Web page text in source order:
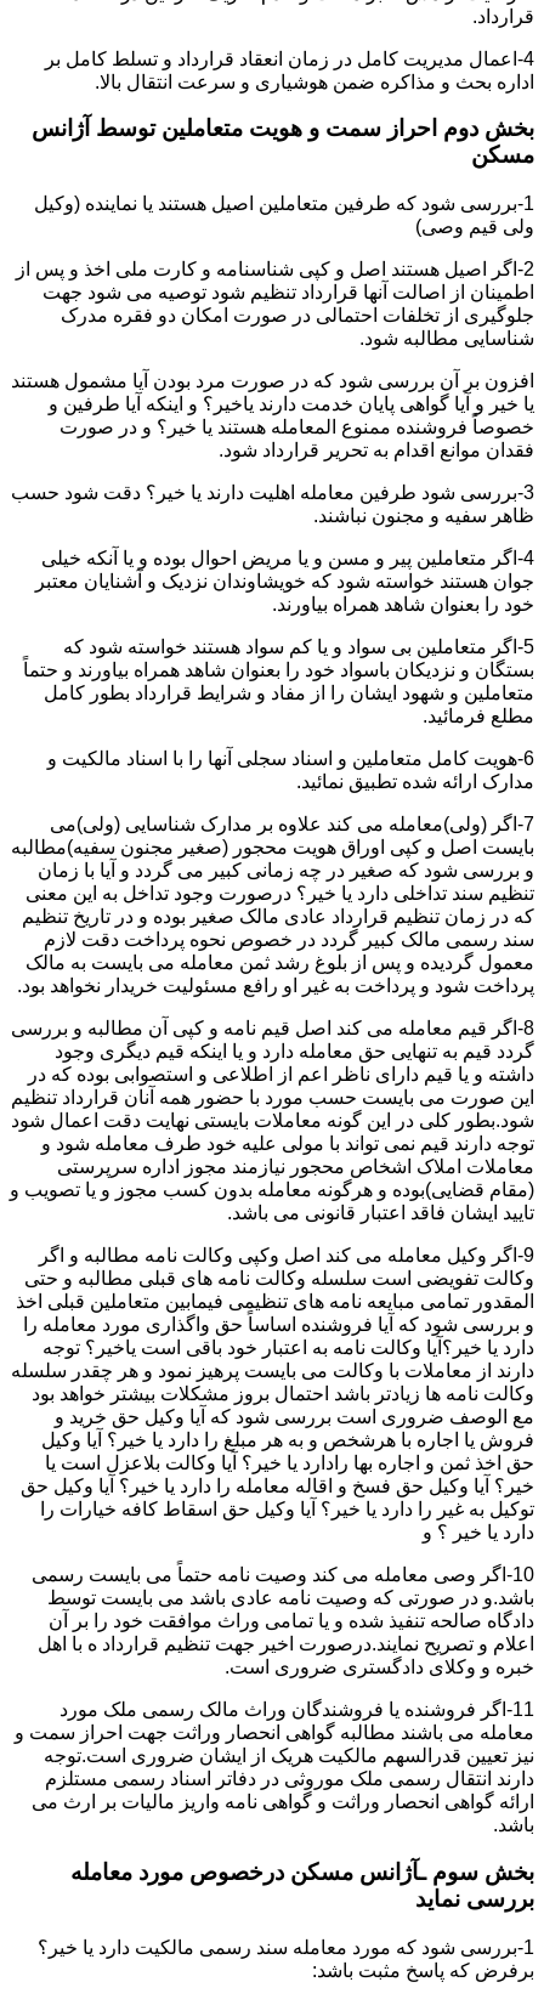
قرارداد.
4-اعمال مدیریت کامل در زمان انعقاد قرارداد و تسلط کامل بر
اداره بحث و مذاکره ضمن هوشیاری و سرعت انتقال بالا.
بخش دوم احراز سمت و هویت متعاملین توسط آژانس
مسکن
1-بررسی شود که طرفین متعاملین اصیل هستند یا نماینده (وکیل
ولی قیم وصی)
2-اگر اصیل هستند اصل و کپی شناسنامه و کارت ملی اخذ و پس از
اطمینان از اصالت آنها قرارداد تنظیم شود توصیه می شود جهت
جلوگیری از تخلفات احتمالی در صورت امکان دو فقره مدرک
شناسایی مطالبه شود.
افزون بر آن بررسی شود که در صورت مرد بودن آیا مشمول هستند
یا خیر و آیا گواهی پایان خدمت دارند یاخیر؟ و اینکه آیا طرفین و
خصوصاً فروشنده ممنوع المعامله هستند یا خیر؟ و در صورت
فقدان موانع اقدام به تحریر قرارداد شود.
3-بررسی شود طرفین معامله اهلیت دارند یا خیر؟ دقت شود حسب
ظاهر سفیه و مجنون نباشند.
4-اگر متعاملین پیر و مسن و یا مریض احوال بوده و یا آنکه خیلی
جوان هستند خواسته شود که خویشاوندان نزدیک و آشنایان معتبر
خود را بعنوان شاهد همراه بیاورند.
5-اگر متعاملین بی سواد و یا کم سواد هستند خواسته شود که
بستگان و نزدیکان باسواد خود را بعنوان شاهد همراه بیاورند و حتماً
متعاملین و شهود ایشان را از مفاد و شرایط قرارداد بطور کامل
مطلع فرمائید.
6-هویت کامل متعاملین و اسناد سجلی آنها را با اسناد مالکیت و
مدارک ارائه شده تطبیق نمائید.
7-اگر (ولی)معامله می کند علاوه بر مدارک شناسایی (ولی)می
بایست اصل و کپی اوراق هویت محجور (صغیر مجنون سفیه)مطالبه
و بررسی شود که صغیر در چه زمانی کبیر می گردد و آیا با زمان
تنظیم سند تداخلی دارد یا خیر؟ درصورت وجود تداخل به این معنی
که در زمان تنظیم قرارداد عادی مالک صغیر بوده و در تاریخ تنظیم
سند رسمی مالک کبیر گردد در خصوص نحوه پرداخت دقت لازم
معمول گردیده و پس از بلوغ رشد ثمن معامله می بایست به مالک
پرداخت شود و پرداخت به غیر او رافع مسئولیت خریدار نخواهد بود.
8-اگر قیم معامله می کند اصل قیم نامه و کپی آن مطالبه و بررسی
گردد قیم به تنهایی حق معامله دارد و یا اینکه قیم دیگری وجود
داشته و یا قیم دارای ناظر اعم از اطلاعی و استصوابی بوده که در
این صورت می بایست حسب مورد با حضور همه آنان قرارداد تنظیم
شود.بطور کلی در این گونه معاملات بایستی نهایت دقت اعمال شود
توجه دارند قیم نمی تواند با مولی علیه خود طرف معامله شود و
معاملات املاک اشخاص محجور نیازمند مجوز اداره سرپرستی
(مقام قضایی)بوده و هرگونه معامله بدون کسب مجوز و یا تصویب و
تایید ایشان فاقد اعتبار قانونی می باشد.
9-اگر وکیل معامله می کند اصل وکپی وکالت نامه مطالبه و اگر
وکالت تفویضی است سلسله وکالت نامه های قبلی مطالبه و حتی
المقدور تمامی مبایعه نامه های تنظیمی فیمابین متعاملین قبلی اخذ
و بررسی شود که آیا فروشنده اساساً حق واگذاری مورد معامله را
دارد یا خیر؟آیا وکالت نامه به اعتبار خود باقی است یاخیر؟ توجه
دارند از معاملات با وکالت می بایست پرهیز نمود و هر چقدر سلسله
وکالت نامه ها زیادتر باشد احتمال بروز مشکلات بیشتر خواهد بود
مع الوصف ضروری است بررسی شود که آیا وکیل حق خرید و
فروش یا اجاره با هرشخص و به هر مبلغ را دارد یا خیر؟ آیا وکیل
حق اخذ ثمن و اجاره بها رادارد یا خیر؟ آیا وکالت بلاعزل است یا
خیر؟ آیا وکیل حق فسخ و اقاله معامله را دارد یا خیر؟ آیا وکیل حق
توکیل به غیر را دارد یا خیر؟ آیا وکیل حق اسقاط کافه خیارات را
دارد یا خیر ؟ و
10-اگر وصی معامله می کند وصیت نامه حتماً می بایست رسمی
باشد.و در صورتی که وصیت نامه عادی باشد می بایست توسط
دادگاه صالحه تنفیذ شده و یا تمامی وراث موافقت خود را بر آن
اعلام و تصریح نمایند.درصورت اخیر جهت تنظیم قرارداد ه با اهل
خبره و وکلای دادگستری ضروری است.
11-اگر فروشنده یا فروشندگان وراث مالک رسمی ملک مورد
معامله می باشند مطالبه گواهی انحصار وراثت جهت احراز سمت و
نیز تعیین قدرالسهم مالکیت هریک از ایشان ضروری است.توجه
دارند انتقال رسمی ملک موروثی در دفاتر اسناد رسمی مستلزم
ارائه گواهی انحصار وراثت و گواهی نامه واریز مالیات بر ارث می
باشد.
بخش سوم ـآژانس مسکن درخصوص مورد معامله
بررسی نماید
1-بررسی شود که مورد معامله سند رسمی مالکیت دارد یا خیر؟
برفرض که پاسخ مثبت باشد: